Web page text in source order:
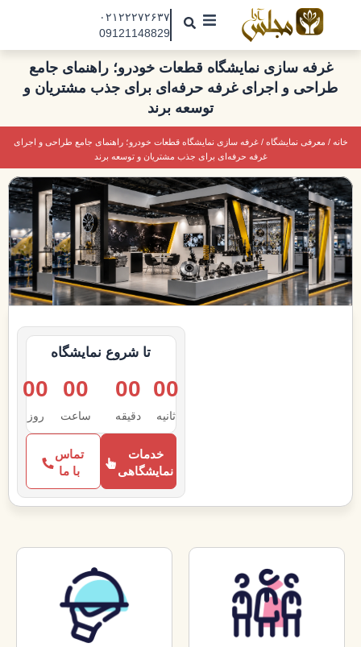
محتوا
مقالات
درباره ما
تماس با ما
جذب نیرو
۰۲۱۲۲۲۷۲۶۳۷
09121148829
غرفه سازی نمایشگاه قطعات خودرو؛ راهنمای جامع
طراحی و اجرای غرفه حرفه‌ای برای جذب مشتریان و
توسعه برند
خانه / معرفی نمایشگاه / غرفه سازی نمایشگاه قطعات خودرو؛ راهنمای جامع طراحی و اجرای
غرفه حرفه‌ای برای جذب مشتریان و توسعه برند
00
روز
00
ساعت‌
00
دقیقه
00
ثانیه
تا شروع نمایشگاه
خدمات
نمایشگاهی
تماس
با ما